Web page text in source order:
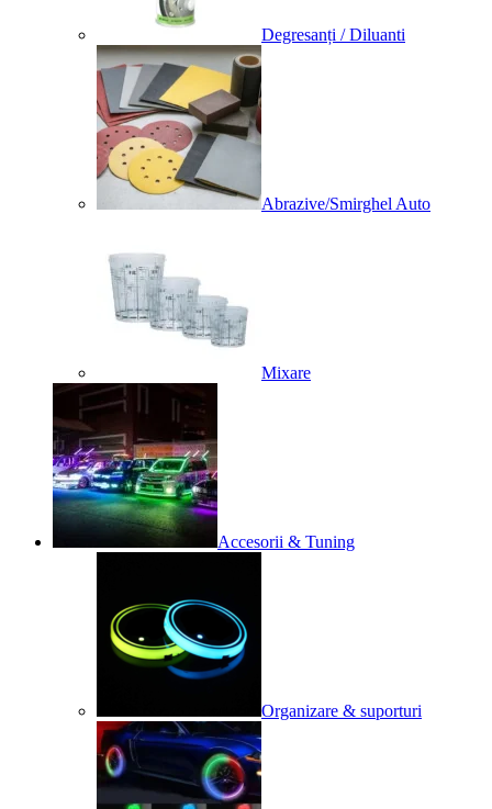
Degresanți / Diluanti
Abrazive/Smirghel Auto
Mixare
Accesorii & Tuning
Organizare & suporturi